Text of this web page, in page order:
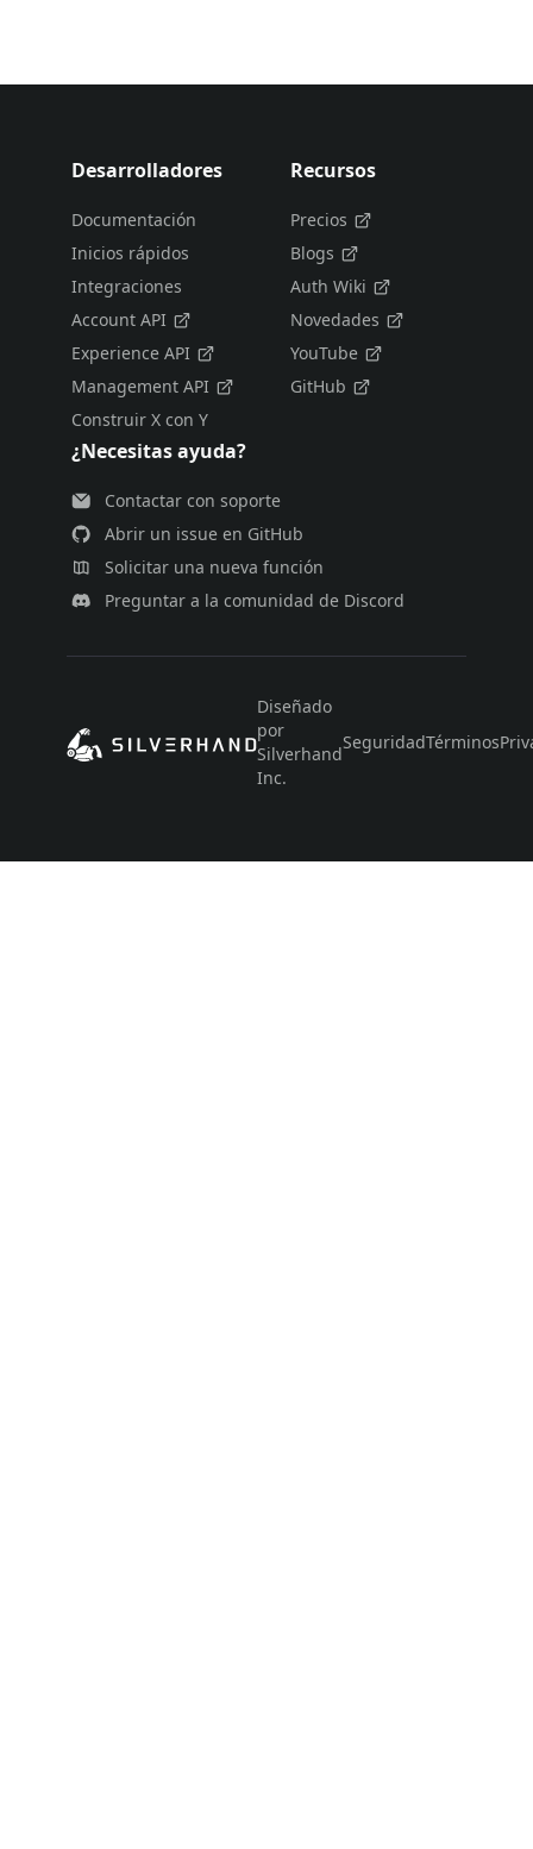
Desarrolladores
Documentación
Inicios rápidos
Integraciones
Account API
Experience API
Management API
Construir X con Y
Recursos
Precios
Blogs
Auth Wiki
Novedades
YouTube
GitHub
¿Necesitas ayuda?
Contactar con soporte
Abrir un issue en GitHub
Solicitar una nueva función
Preguntar a la comunidad de Discord
Diseñado
por
Silverhand
Inc.
SeguridadTérminos